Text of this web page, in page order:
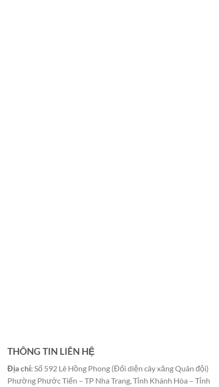
THÔNG TIN LIÊN HỆ
Địa chỉ:Số 592 Lê Hồng Phong (Đối diện cây xăng Quân đội)
Phường Phước Tiến – TP Nha Trang, Tỉnh Khánh Hòa – Tỉnh